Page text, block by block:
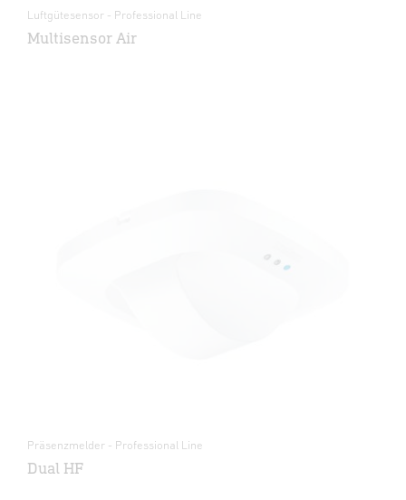
Luftgütesensor - Professional Line
Multisensor Air
Präsenzmelder - Professional Line
Dual HF